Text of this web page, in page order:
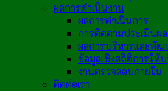
ผลการดำเนินงาน
ผลการดำเนินการ
การติดตามประเมินผล
ผลการบริหารและพั
ข้อมูลเชิงสถิติการให้
งานตรวจสอบภายใน
ติดต่อเรา